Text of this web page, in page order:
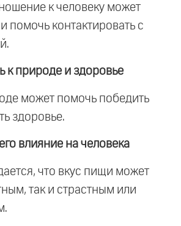
к человеку может
помочь контактировать с
к природе и здоровье
может помочь победить
здоровье.
влияние на человека
что вкус пищи может
так и страстным или